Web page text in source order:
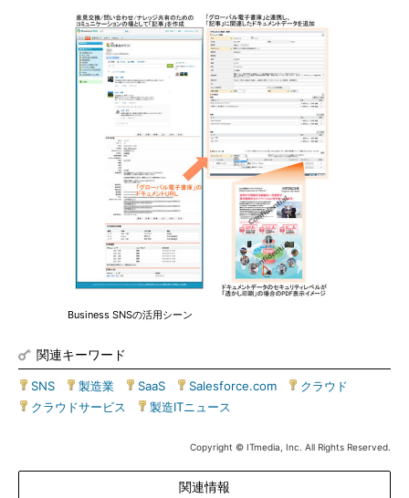
Business SNSの活用シーン
関連キーワード
SNS 製造業 SaaS Salesforce.com クラウド
クラウドサービス
製造ITニュース
Copyright © ITmedia, Inc. All Rights Reserved.
関連情報